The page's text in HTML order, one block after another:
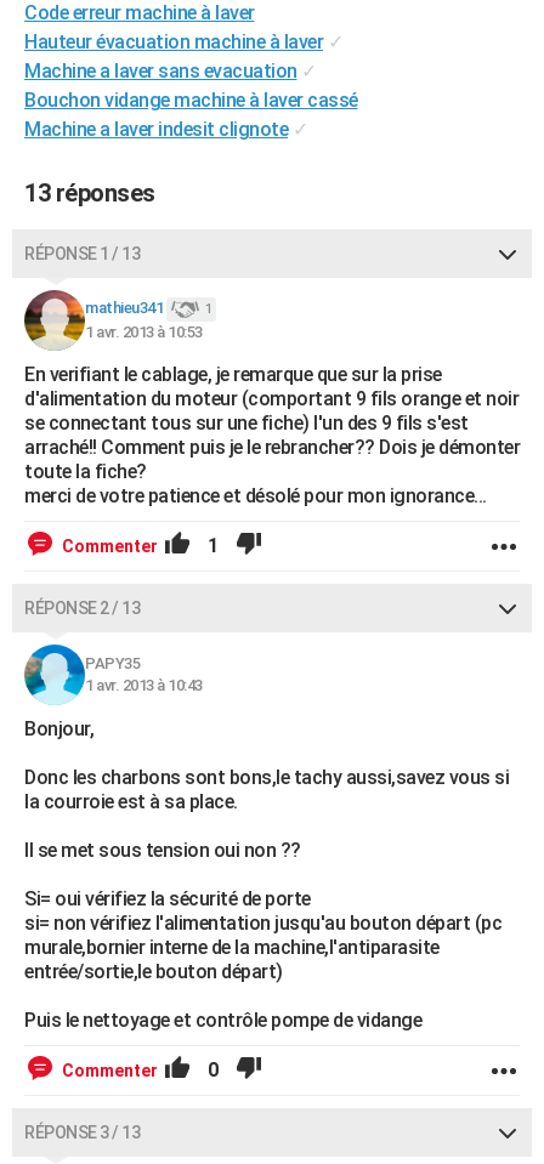
COPAINS D'AVANT
S'inscrire
Se connecter
Lycées
Collèges
Primaires
Universités
Entreprises
Service militaire
Avis de recherche
AVIS DE DÉCÈS
FORUM
Code erreur machine à laver
Hauteur évacuation machine à laver ✓
Machine a laver sans evacuation ✓
Bouchon vidange machine à laver cassé
Machine a laver indesit clignote ✓
13 réponses
RÉPONSE 1 / 13
mathieu341 1
1 avr. 2013 à 10:53
En verifiant le cablage, je remarque que sur la prise
d'alimentation du moteur (comportant 9 fils orange et noir
se connectant tous sur une fiche) l'un des 9 fils s'est
arraché!! Comment puis je le rebrancher?? Dois je démonter
toute la fiche?
merci de votre patience et désolé pour mon ignorance...
Commenter 1
RÉPONSE 2 / 13
PAPY35
1 avr. 2013 à 10:43
Bonjour,
Donc les charbons sont bons,le tachy aussi,savez vous si
la courroie est à sa place.
Il se met sous tension oui non ??
Si= oui vérifiez la sécurité de porte
si= non vérifiez l'alimentation jusqu'au bouton départ (pc
murale,bornier interne de la machine,l'antiparasite
entrée/sortie,le bouton départ)
Puis le nettoyage et contrôle pompe de vidange
Commenter 0
RÉPONSE 3 / 13